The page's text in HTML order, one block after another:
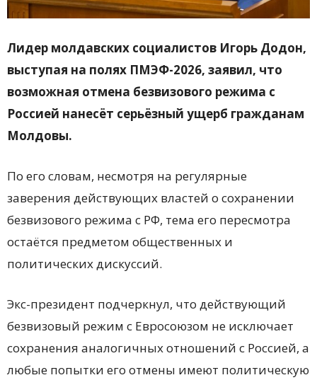
Лидер молдавских социалистов Игорь Додон,
выступая на полях ПМЭФ-2026, заявил, что
возможная отмена безвизового режима с
Россией нанесёт серьёзный ущерб гражданам
Молдовы.
По его словам, несмотря на регулярные
заверения действующих властей о сохранении
безвизового режима с РФ, тема его пересмотра
остаётся предметом общественных и
политических дискуссий.
Экс-президент подчеркнул, что действующий
безвизовый режим с Евросоюзом не исключает
сохранения аналогичных отношений с Россией, а
любые попытки его отмены имеют политическую